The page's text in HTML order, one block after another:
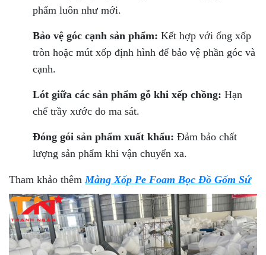
phẩm luôn như mới.
Bảo vệ góc cạnh sản phẩm: Kết hợp với ống xốp
tròn hoặc mút xốp định hình để bảo vệ phần góc và
cạnh.
Lót giữa các sản phẩm gỗ khi xếp chồng: Hạn
chế trầy xước do ma sát.
Đóng gói sản phẩm xuất khẩu: Đảm bảo chất
lượng sản phẩm khi vận chuyển xa.
Tham khảo thêm Màng Xốp Pe Foam Bọc Đồ Gốm Sứ